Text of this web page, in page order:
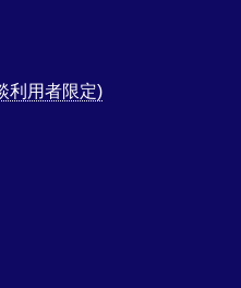
利用者限定)